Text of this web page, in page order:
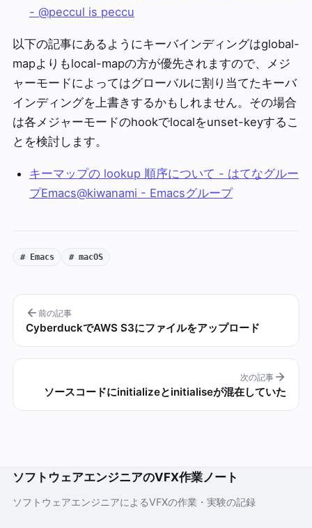
- @peccul is peccu
以下の記事にあるようにキーバインディングはglobal-
mapよりもlocal-mapの方が優先されますので、メジ
ャーモードによってはグローバルに割り当てたキーバ
インディングを上書きするかもしれません。その場合
は各メジャーモードのhookでlocalをunset-keyするこ
とを検討します。
キーマップの lookup 順序について - はてなグルー
プEmacs@kiwanami - Emacsグループ
# Emacs # macOS
前の記事
CyberduckでAWS S3にファイルをアップロード
次の記事
ソースコードにinitializeとinitialiseが混在していた
ソフトウェアエンジニアのVFX作業ノート
ソフトウェアエンジニアによるVFXの作業・実験の記録